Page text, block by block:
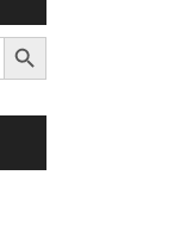
Search Button